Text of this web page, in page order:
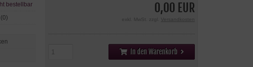
0,00 EUR
exkl. MwSt. zzgl. Versandkosten
In den Warenkorb
bestellbar
(0)